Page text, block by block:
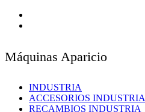
Máquinas Aparicio
INDUSTRIA
ACCESORIOS INDUSTRIA
RECAMBIOS INDUSTRIA